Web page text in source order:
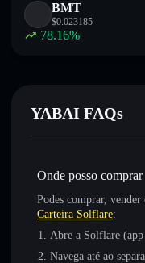
BMT
$0.023185
78.16%
YABAI FAQs
Onde posso
Podes comprar,
Carteira Solflare:
Abre a Solflare (app
Navega até ao